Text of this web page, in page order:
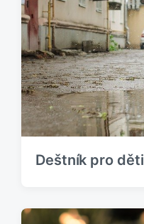
Deštník pro děti